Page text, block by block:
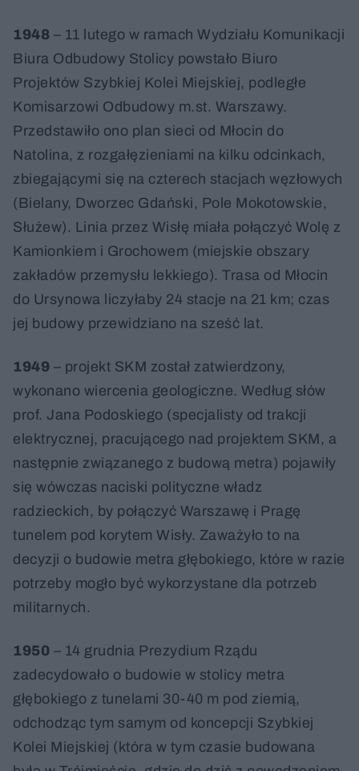
1948 – 11 lutego w ramach Wydziału Komunikacji
Biura Odbudowy Stolicy powstało Biuro
Projektów Szybkiej Kolei Miejskiej, podległe
Komisarzowi Odbudowy m.st. Warszawy.
Przedstawiło ono plan sieci od Młocin do
Natolina, z rozgałęzieniami na kilku odcinkach,
zbiegającymi się na czterech stacjach węzłowych
(Bielany, Dworzec Gdański, Pole Mokotowskie,
Służew). Linia przez Wisłę miała połączyć Wolę z
Kamionkiem i Grochowem (miejskie obszary
zakładów przemysłu lekkiego). Trasa od Młocin
do Ursynowa liczyłaby 24 stacje na 21 km; czas
jej budowy przewidziano na sześć lat.
1949 – projekt SKM został zatwierdzony,
wykonano wiercenia geologiczne. Według słów
prof. Jana Podoskiego (specjalisty od trakcji
elektrycznej, pracującego nad projektem SKM, a
następnie związanego z budową metra) pojawiły
się wówczas naciski polityczne władz
radzieckich, by połączyć Warszawę i Pragę
tunelem pod korytem Wisły. Zaważyło to na
decyzji o budowie metra głębokiego, które w razie
potrzeby mogło być wykorzystane dla potrzeb
militarnych.
1950 – 14 grudnia Prezydium Rządu
zadecydowało o budowie w stolicy metra
głębokiego z tunelami 30-40 m pod ziemią,
odchodząc tym samym od koncepcji Szybkiej
Kolei Miejskiej (która w tym czasie budowana